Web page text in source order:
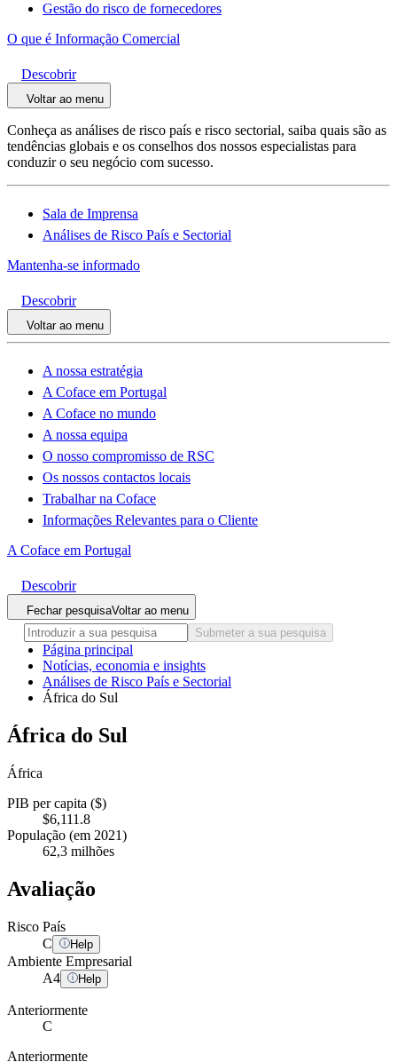
Gestão do risco de fornecedores
O que é Informação Comercial
Descobrir
Voltar ao menu
Conheça as análises de risco país e risco sectorial, saiba quais são as
tendências globais e os conselhos dos nossos especialistas para
conduzir o seu negócio com sucesso.
Sala de Imprensa
Análises de Risco País e Sectorial
Mantenha-se informado
Descobrir
Voltar ao menu
A nossa estratégia
A Coface em Portugal
A Coface no mundo
A nossa equipa
O nosso compromisso de RSC
Os nossos contactos locais
Trabalhar na Coface
Informações Relevantes para o Cliente
A Coface em Portugal
Descobrir
Fechar pesquisaVoltar ao menu
Submeter a sua pesquisa
Página principal
Notícias, economia e insights
Análises de Risco País e Sectorial
África do Sul
África do Sul
África
PIB per capita ($)
$6,111.8
População (em 2021)
62,3 milhões
Avaliação
Risco País
C
Help
Ambiente Empresarial
A4 Help
Anteriormente
C
Anteriormente